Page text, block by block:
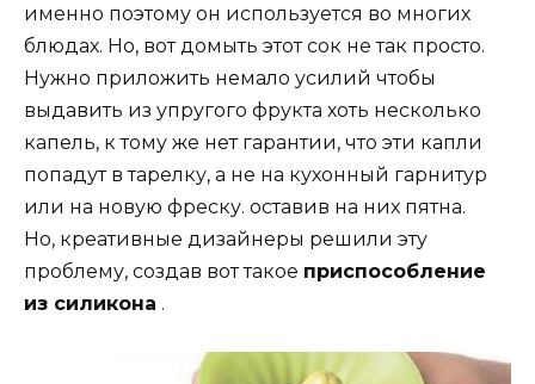
именно поэтому он используется во многих
блюдах. Но, вот домыть этот сок не так просто.
Нужно приложить немало усилий чтобы
выдавить из упругого фрукта хоть несколько
капель, к тому же нет гарантии, что эти капли
попадут в тарелку, а не на кухонный гарнитур
или на новую фреску. оставив на них пятна.
Но, креативные дизайнеры решили эту
проблему, создав вот такое приспособление
из силикона .